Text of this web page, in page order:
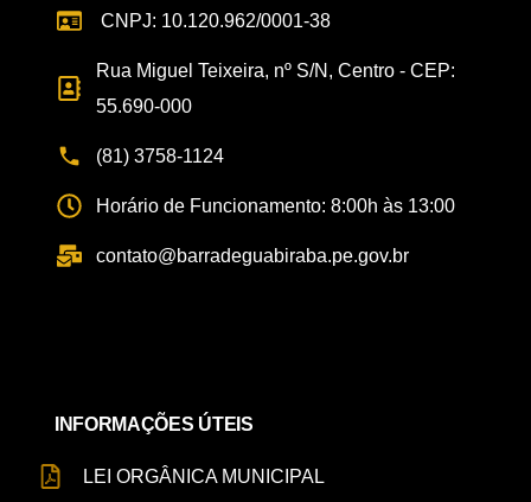
CNPJ: 10.120.962/0001-38
Rua Miguel Teixeira, nº S/N, Centro - CEP:
55.690-000
(81) 3758-1124
Horário de Funcionamento: 8:00h às 13:00
contato@barradeguabiraba.pe.gov.br
INFORMAÇÕES ÚTEIS
LEI ORGÂNICA MUNICIPAL